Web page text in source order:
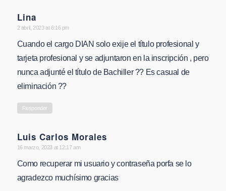
Lina
says:
2 abril, 2023 at 6:16 pm
Cuando el cargo DIAN solo exije el título profesional y
tarjeta profesional y se adjuntaron en la inscripción , pero
nunca adjunté el título de Bachiller ?? Es casual de
eliminación ??
Responder
Luis Carlos Morales
says:
16 marzo, 2023 at 12:17 am
Como recuperar mi usuario y contraseña porfa se lo
agradezco muchísimo gracias